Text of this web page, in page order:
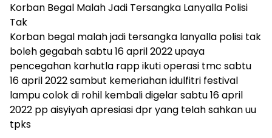
Korban Begal Malah Jadi Tersangka Lanyalla Polisi
Tak
Korban begal malah jadi tersangka lanyalla polisi tak
boleh gegabah sabtu 16 april 2022 upaya
pencegahan karhutla rapp ikuti operasi tmc sabtu
16 april 2022 sambut kemeriahan idulfitri festival
lampu colok di rohil kembali digelar sabtu 16 april
2022 pp aisyiyah apresiasi dpr yang telah sahkan uu
tpks